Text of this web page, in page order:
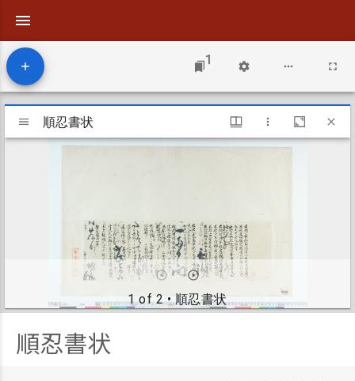
1
Mirador
viewer 順忍書状
1 of 2• 順忍書状
順忍書状
順忍書状